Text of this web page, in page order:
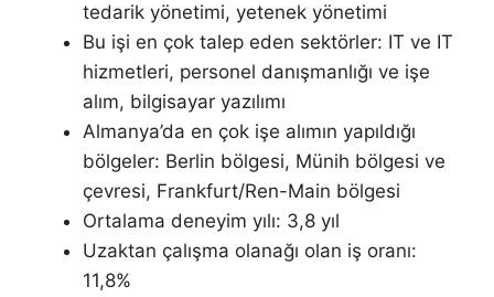
tedarik yönetimi, yetenek yönetimi
Bu işi en çok talep eden sektörler: IT ve IT
hizmetleri, personel danışmanlığı ve işe
alım, bilgisayar yazılımı
Almanya’da en çok işe alımın yapıldığı
bölgeler: Berlin bölgesi, Münih bölgesi ve
çevresi, Frankfurt/Ren-Main bölgesi
Ortalama deneyim yılı: 3,8 yıl
Uzaktan çalışma olanağı olan iş oranı:
11,8%